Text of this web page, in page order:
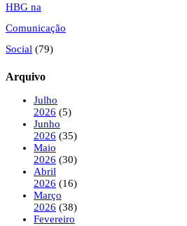
HBG na
Comunicação
Social (79)
Arquivo
Julho
2026 (5)
Junho
2026 (35)
Maio
2026 (30)
Abril
2026 (16)
Março
2026 (38)
Fevereiro